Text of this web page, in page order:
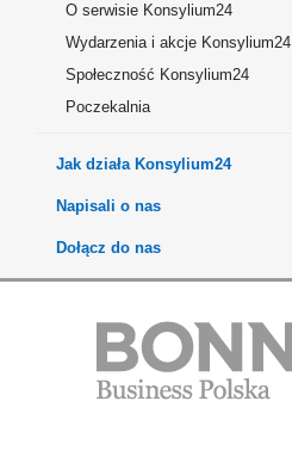
O serwisie Konsylium24
Wydarzenia i akcje Konsylium24
Społeczność Konsylium24
Poczekalnia
Jak działa Konsylium24
Napisali o nas
Dołącz do nas